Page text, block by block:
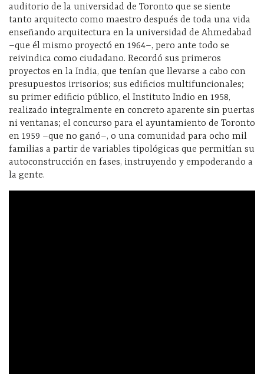
auditorio de la universidad de Toronto que se siente
tanto arquitecto como maestro después de toda una vida
enseñando arquitectura en la universidad de Ahmedabad
–que él mismo proyectó en 1964–, pero ante todo se
reivindica como ciudadano. Recordó sus primeros
proyectos en la India, que tenían que llevarse a cabo con
presupuestos irrisorios; sus edificios multifuncionales;
su primer edificio público, el Instituto Indio en 1958,
realizado integralmente en concreto aparente sin puertas
ni ventanas; el concurso para el ayuntamiento de Toronto
en 1959 –que no ganó–, o una comunidad para ocho mil
familias a partir de variables tipológicas que permitían su
autoconstrucción en fases, instruyendo y empoderando a
la gente.